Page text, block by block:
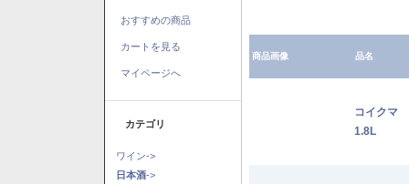
おすすめの商品
カートを見る
マイページへ
カテゴリ
ワイン->
日本酒->
商品画像 品名
コイク
1.8L